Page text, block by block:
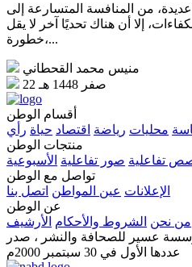
من المنافسة المتسارعة إلى
إلا أن هناك تحديًا آخر لا يقل
خطورة،...
منيس محمد القحطاني
22 صفر 1448 هـ
أقسام الوطن
محليات رياضة اقتصاد حياة رأي
منتجات الوطن
تفاعلية صور تفاعلية الأسبوعية
تواصل مع الوطن
الإعلانات عين المواطن اتصل بنا
عن الوطن
من نحن الشروط والأحكام الأرشيف
عسير للصحافة والنشر ، صدر
عددها الأول في 30 سبتمبر 2000م